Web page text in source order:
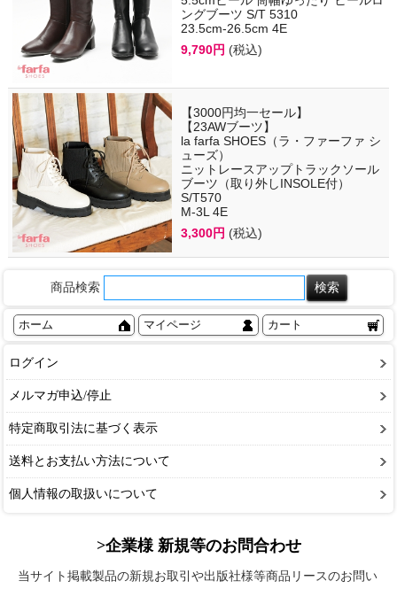
ングブーツ S/T 5310
23.5cm-26.5cm 4E
9,790円 (税込)
【3000円均一セール】
【23AWブーツ】
la farfa SHOES（ラ・ファーファ シ
ューズ）
ニットレースアップトラックソール
ブーツ（取り外しINSOLE付）
S/T570
M-3L 4E
3,300円 (税込)
商品検索
ホーム マイページ カート
ログイン
メルマガ申込/停止
特定商取引法に基づく表示
送料とお支払い方法について
個人情報の取扱いについて
>企業様 新規等のお問合わせ
当サイト掲載製品の新規お取引や出版社様等商品リースのお問い